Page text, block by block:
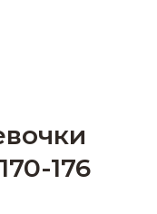
176